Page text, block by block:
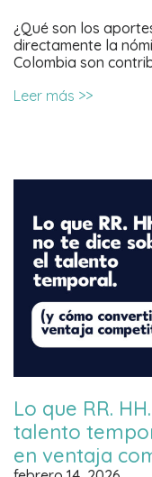
¿Qué son los
directamente la
Colombia son
Leer más >>
Lo que RR.
talento
en ventaja